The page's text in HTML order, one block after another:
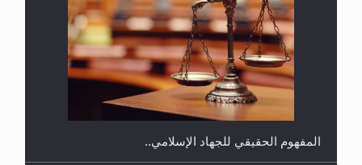
هل يجوز فتح مشروع كوافير نسائي للمحجبات وغير
المحجبات؟
المفهوم الحقيقي للجهاد الإسلامي..